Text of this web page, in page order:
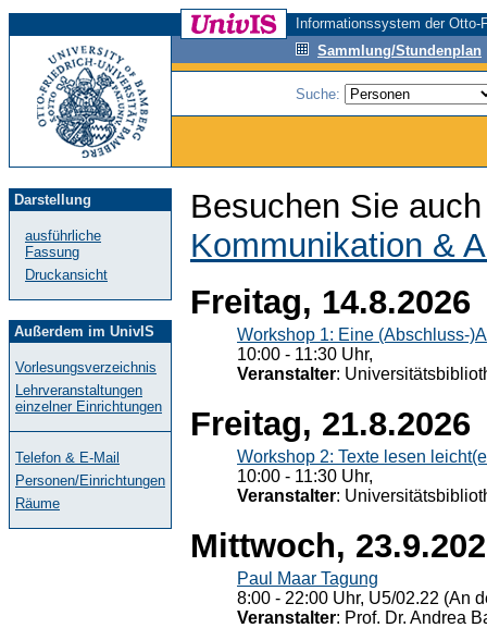
Informationssystem der
Sammlung/Stundenplan
Suche:
Darstellung
ausführliche
Fassung
Druckansicht
Außerdem im UnivIS
Vorlesungsverzeichnis
Lehrveranstaltungen
einzelner Einrichtungen
Telefon & E-Mail
Personen/Einrichtungen
Räume
Besuchen Sie
Kommunikation &
Freitag, 14.8.2026
Workshop 1: Eine (Abschluss-
10:00 - 11:30 Uhr,
Veranstalter:
Freitag, 21.8.2026
Workshop 2: Texte lesen
10:00 - 11:30 Uhr,
Veranstalter:
Mittwoch,
Paul Maar Tagung
8:00 - 22:00 Uhr, U5/02.22 (An
Veranstalter: Prof. Dr. Andrea